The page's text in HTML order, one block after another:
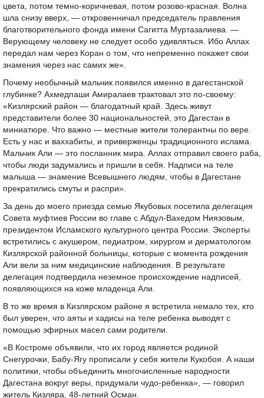
цвета, потом темно-коричневая, потом розово-красная. Волна
шла снизу вверх, — откровенничал председатель правления
благотворительного фонда имени Сагитта Муртазалиева. —
Верующему человеку не следует особо удивляться. Ибо Аллах
передал нам через Коран о том, что непременно покажет свои
знамения через нас самих же».
Почему необычный мальчик появился именно в дагестанской
глубинке? Ахмедпаши Амиралаев трактовал это по-своему:
«Кизлярский район — благодатный край. Здесь живут
представители более 30 национальностей, это Дагестан в
миниатюре. Что важно — местные жители толерантны по вере.
Есть у нас и ваххабиты, и приверженцы традиционного ислама.
Мальчик Али — это посланник мира. Аллах отправил своего раба,
чтобы люди задумались и пришли в себя. Надписи на теле
малыша — знамение Всевышнего людям, чтобы в Дагестане
прекратились смуты и распри».
За день до моего приезда семью Якубовых посетила делегация
Совета муфтиев России во главе с Абдул-Вахедом Ниязовым,
президентом Исламского культурного центра России. Эксперты
встретились с акушером, педиатром, хирургом и дерматологом
Кизлярской районной больницы, которые с момента рождения
Али вели за ним медицинские наблюдения. В результате
делегация подтвердила неземное происхождение надписей,
появляющихся на коже младенца Али.
В то же время в Кизлярском районе я встретила немало тех, кто
был уверен, что аяты и хадисы на теле ребенка выводят с
помощью эфирных масел сами родители.
«В Костроме объявили, что их город является родиной
Снегурочки, Бабу-Ягу прописали у себя жители Кукобоя. А наши
политики, чтобы объединить многочисленные народности
Дагестана вокруг веры, придумали чудо-ребенка», — говорил
житель Кизляра, 48-летний Осман.